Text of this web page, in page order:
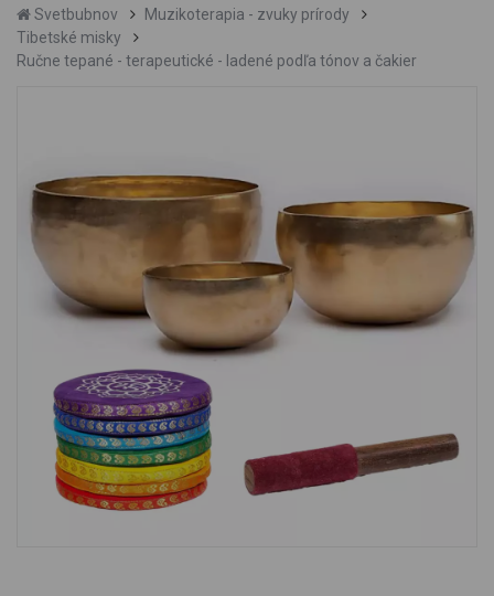
Svetbubnov
Muzikoterapia - zvuky prírody
Tibetské misky
Ručne tepané - terapeutické - ladené podľa tónov a čakier